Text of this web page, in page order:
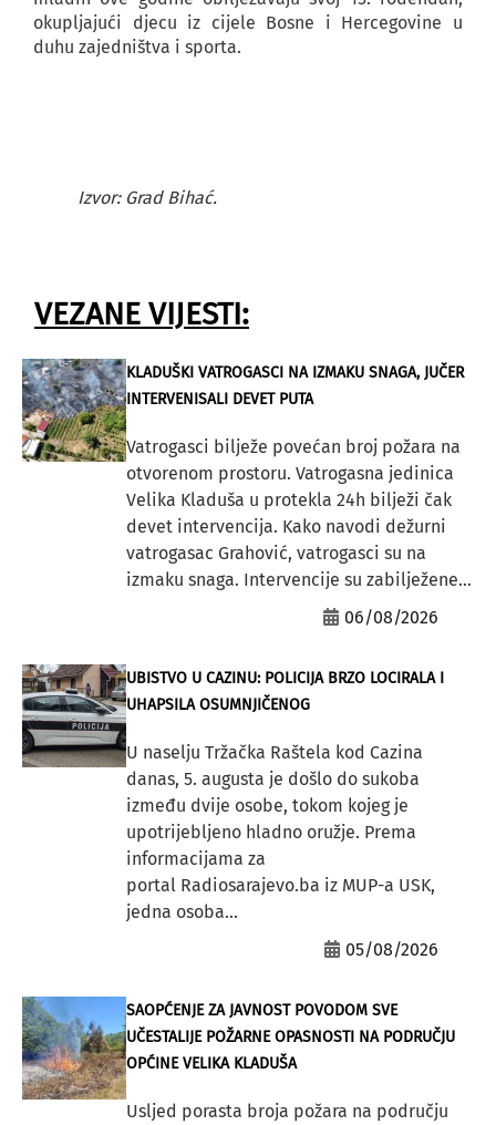
okupljajući djecu iz cijele Bosne i Hercegovine u
duhu zajedništva i sporta.
Izvor: Grad Bihać.
VEZANE VIJESTI:
KLADUŠKI VATROGASCI NA IZMAKU SNAGA, JUČER
INTERVENISALI DEVET PUTA
Vatrogasci bilježe povećan broj požara na
otvorenom prostoru. Vatrogasna jedinica
Velika Kladuša u protekla 24h bilježi čak
devet intervencija. Kako navodi dežurni
vatrogasac Grahović, vatrogasci su na
izmaku snaga. Intervencije su zabilježene...
06/08/2026
UBISTVO U CAZINU: POLICIJA BRZO LOCIRALA I
UHAPSILA OSUMNJIČENOG
U naselju Tržačka Raštela kod Cazina
danas, 5. augusta je došlo do sukoba
između dvije osobe, tokom kojeg je
upotrijebljeno hladno oružje. Prema
informacijama za
portal Radiosarajevo.ba iz MUP-a USK,
jedna osoba...
05/08/2026
SAOPĆENJE ZA JAVNOST POVODOM SVE
UČESTALIJE POŽARNE OPASNOSTI NA PODRUČJU
OPĆINE VELIKA KLADUŠA
Usljed porasta broja požara na području